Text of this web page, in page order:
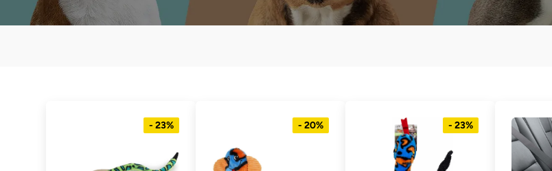
- 23% - 20% - 23%